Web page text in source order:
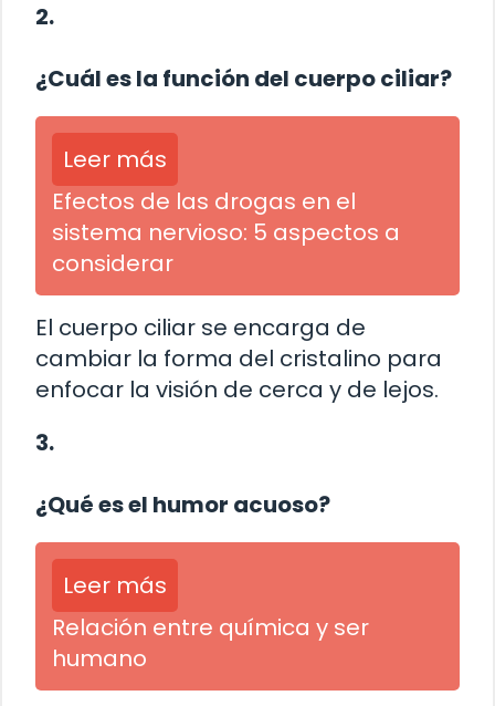
2.
¿Cuál es la función del cuerpo ciliar?
Leer más
Efectos de las drogas en el
sistema nervioso: 5 aspectos a
considerar
El cuerpo ciliar se encarga de
cambiar la forma del cristalino para
enfocar la visión de cerca y de lejos.
3.
¿Qué es el humor acuoso?
Leer más
Relación entre química y ser
humano